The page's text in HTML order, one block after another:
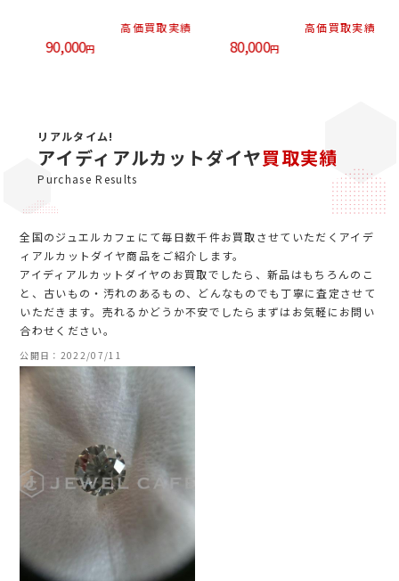
90,000円
高価買取実績
80,000円
高価買取実績
リアルタイム!
アイディアルカットダイヤ買取実績
Purchase Results
全国のジュエルカフェにて毎日数千件お買取させていただくアイデ
ィアルカットダイヤ商品をご紹介します。
アイディアルカットダイヤのお買取でしたら、新品はもちろんのこ
と、古いもの・汚れのあるもの、どんなものでも丁寧に査定させて
いただきます。売れるかどうか不安でしたらまずはお気軽にお問い
合わせください。
公開日：2022/07/11